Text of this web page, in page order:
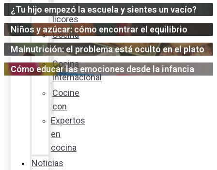
y
licores
Cocina
ecuatoriana
Cocina
internacional
Cocine
con
Expertos
en
cocina
Noticias
¿Tu hijo empezó la escuela y sientes un vacío?
Niños y azúcar: cómo encontrar el equilibrio
Malnutrición: el problema está oculto en el plato
Cómo educar las emociones desde la infancia